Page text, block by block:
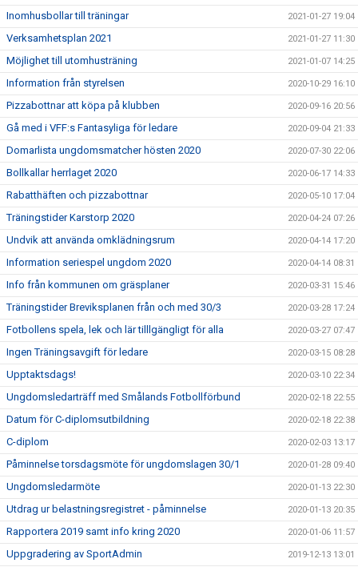
Inomhusbollar till träningar 2021-01-27 19:04
Verksamhetsplan 2021 2021-01-27 11:30
Möjlighet till utomhusträning 2021-01-07 14:25
Information från styrelsen 2020-10-29 16:10
Pizzabottnar att köpa på klubben 2020-09-16 20:56
Gå med i VFF:s Fantasyliga för ledare 2020-09-04 21:33
Domarlista ungdomsmatcher hösten 2020 2020-07-30 22:06
Bollkallar herrlaget 2020 2020-06-17 14:33
Rabatthäften och pizzabottnar 2020-05-10 17:04
Träningstider Karstorp 2020 2020-04-24 07:26
Undvik att använda omklädningsrum 2020-04-14 17:20
Information seriespel ungdom 2020 2020-04-14 08:31
Info från kommunen om gräsplaner 2020-03-31 15:46
Träningstider Breviksplanen från och med 30/3 2020-03-28 17:24
Fotbollens spela, lek och lär tilllgängligt för alla 2020-03-27 07:47
Ingen Träningsavgift för ledare 2020-03-15 08:28
Upptaktsdags! 2020-03-10 22:34
Ungdomsledarträff med Smålands Fotbollförbund 2020-02-18 22:55
Datum för C-diplomsutbildning 2020-02-18 22:38
C-diplom 2020-02-03 13:17
Påminnelse torsdagsmöte för ungdomslagen 30/1 2020-01-28 09:40
Ungdomsledarmöte 2020-01-13 22:30
Utdrag ur belastningsregistret - påminnelse 2020-01-13 20:35
Rapportera 2019 samt info kring 2020 2020-01-06 11:57
Uppgradering av SportAdmin 2019-12-13 13:01